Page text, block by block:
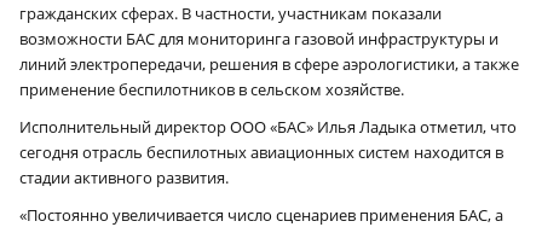
гражданских сферах. В частности, участникам показали
возможности БАС для мониторинга газовой инфраструктуры и
линий электропередачи, решения в сфере аэрологистики, а также
применение беспилотников в сельском хозяйстве.
Исполнительный директор ООО «БАС» Илья Ладыка отметил, что
сегодня отрасль беспилотных авиационных систем находится в
стадии активного развития.
«Постоянно увеличивается число сценариев применения БАС, а